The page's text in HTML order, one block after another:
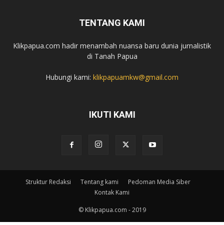
TENTANG KAMI
Klikpapua.com hadir menambah nuansa baru dunia jurnalistik
di Tanah Papua
Hubungi kami: klikpapuamkw@gmail.com
IKUTI KAMI
Struktur Redaksi Tentang kami
Pedoman Media Siber
Kontak Kami
© Klikpapua.com - 2019